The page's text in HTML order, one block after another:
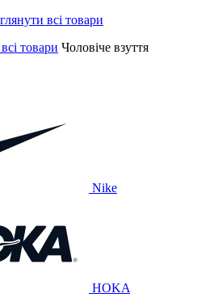
товари Чоловіче взуття
Nike
HOKA